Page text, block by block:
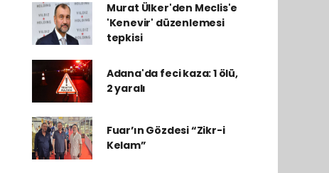
Murat Ülker'den Meclis'e
'Kenevir' düzenlemesi
tepkisi
Adana'da feci kaza: 1 ölü,
2 yaralı
Fuar’ın Gözdesi “Zikr-i
Kelam”